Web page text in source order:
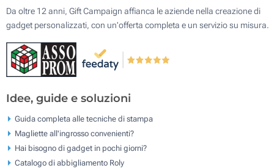
Da oltre 12 anni, Gift Campaign affianca le aziende nella creazione di
gadget personalizzati, con un'offerta completa e un servizio su misura.
Idee, guide e soluzioni
Guida completa alle tecniche di stampa
Magliette all'ingrosso convenienti?
Hai bisogno di gadget in pochi giorni?
Catalogo di abbigliamento Roly